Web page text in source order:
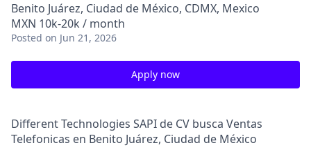
Benito Juárez, Ciudad de México, CDMX, Mexico
MXN 10k-20k / month
Posted on Jun 21, 2026
Apply now
Different Technologies SAPI de CV busca Ventas
Telefonicas en Benito Juárez, Ciudad de México